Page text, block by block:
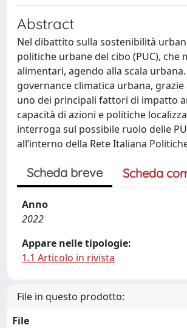
Abstract
Nel dibattito sulla sostenibilità
politiche urbane del cibo (PUC),
alimentari, agendo alla scala
governance climatica urbana,
uno dei principali fattori di impatto
capacità di azioni e politiche
interroga sul possibile ruolo delle
all’interno della Rete Italiana
Scheda breve Scheda
Anno
2022
Appare nelle tipologie:
1.1 Articolo in rivista
File in questo prodotto:
File